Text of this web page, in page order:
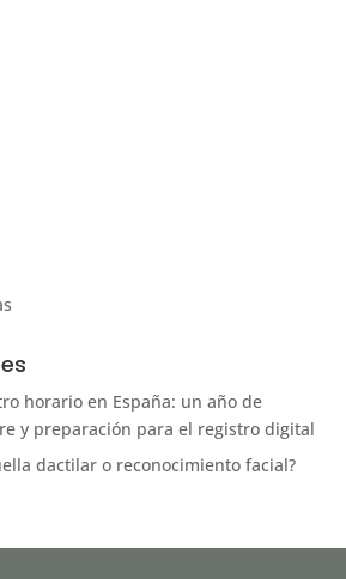
horario en España: un año de
y preparación para el registro digital
dactilar o reconocimiento facial?